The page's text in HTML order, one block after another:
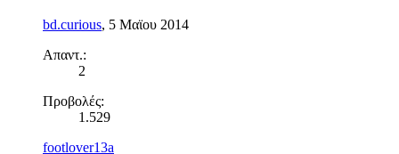
bd.curious, 5 Μαϊου 2014
Απαντ.:
2
Προβολές:
1.529
footlover13a